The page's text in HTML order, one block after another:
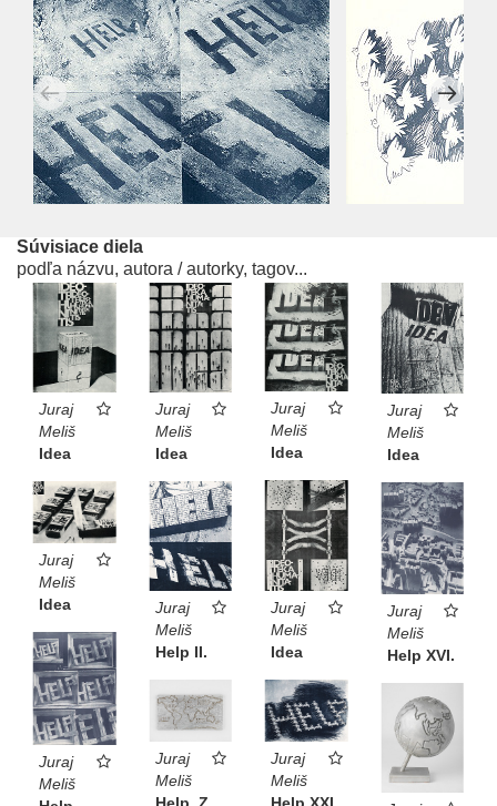
Súvisiace diela
podľa názvu, autora / autorky, tagov...
Juraj
Meliš
Idea
Juraj
Meliš
Idea
Juraj
Meliš
Idea
Juraj
Meliš
Idea
Juraj
Meliš
Idea
Juraj
Meliš
Idea
Juraj
Meliš
Help II.
Juraj
Meliš
Help XVI.
Juraj
Meliš
Juraj
Meliš
Juraj
Meliš
Help. Z